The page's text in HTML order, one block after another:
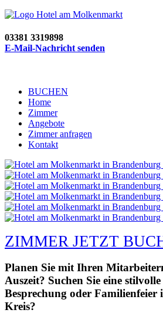
03381 3319898
E-Mail-Nachricht senden
BUCHEN
Home
Zimmer
Angebote
Zimmer anfragen
Kontakt
ZIMMER JETZT
Planen Sie mit Ihren
Auszeit? Suchen Sie eine
Besprechung oder Familienfeier
Kreis?